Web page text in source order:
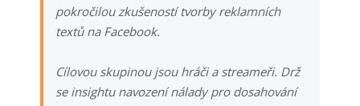
pokročilou zkušeností tvorby reklamních
textů na Facebook.
Cílovou skupinou jsou hráči a streameři. Drž
se insightu navození nálady pro dosahování